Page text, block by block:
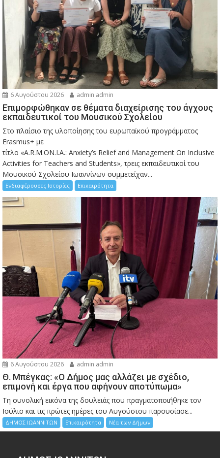
6 Αυγούστου 2026 admin admin
Eπιμορφώθηκαν σε θέματα διαχείρισης του άγχους
εκπαιδευτικοί του Μουσικού Σχολείου
Στο πλαίσιο της υλοποίησης του ευρωπαϊκού προγράμματος
Erasmus+ με
τίτλο «A.R.M.ON.I.A.: Anxiety’s Relief and Management On Inclusive
Activities for Teachers and Students», τρεις εκπαιδευτικοί του
Μουσικού Σχολείου Ιωαννίνων συμμετείχαν...
Ενδιαφέρουσες Ιστορίες Επικαιρότητα
6 Αυγούστου 2026 admin admin
Θ. Μπέγκας: «Ο Δήμος μας αλλάζει με σχέδιο,
επιμονή και έργα που αφήνουν αποτύπωμα»
Τη συνολική εικόνα της δουλειάς που πραγματοποιήθηκε τον
Ιούλιο και τις πρώτες ημέρες του Αυγούστου παρουσίασε...
ΔΗΜΟΣ ΙΩΑΝΝΙΤΩΝ Επικαιρότητα Νέα των Δήμων